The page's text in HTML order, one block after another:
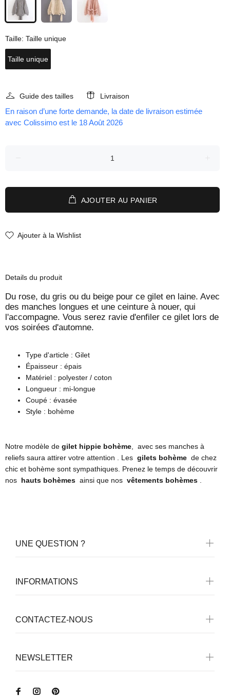
Taille: Taille unique
Taille unique
Guide des tailles Livraison
En raison d’une forte demande, la date de livraison estimée
avec Colissimo est le 18 Août 2026
AJOUTER AU PANIER
Ajouter à la Wishlist
Details du produit
Du rose, du gris ou du beige pour ce gilet en laine. Avec
des manches longues et une ceinture à nouer, qui
l'accompagne. Vous serez ravie d'enfiler ce gilet lors de
vos soirées d'automne.
Type d'article : Gilet
Épaisseur : épais
Matériel : polyester / coton
Longueur : mi-longue
Coupé : évasée
Style : bohème
Notre modèle de gilet hippie bohème
avec ses manches à
reliefs saura attirer votre attention
Les gilets bohème de chez
chic et bohème sont sympathiques. Prenez le temps de découvrir
nos hauts bohèmes ainsi que nos vêtements bohèmes
NEWSLETTER
UNE QUESTION ?
INFORMATIONS
CONTACTEZ-NOUS